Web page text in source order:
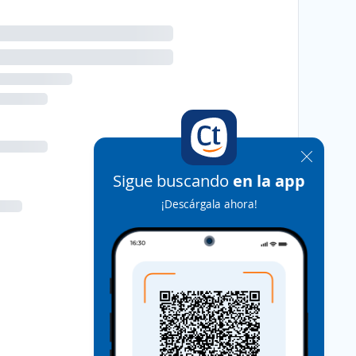
Sigue buscando en la app
¡Descárgala ahora!